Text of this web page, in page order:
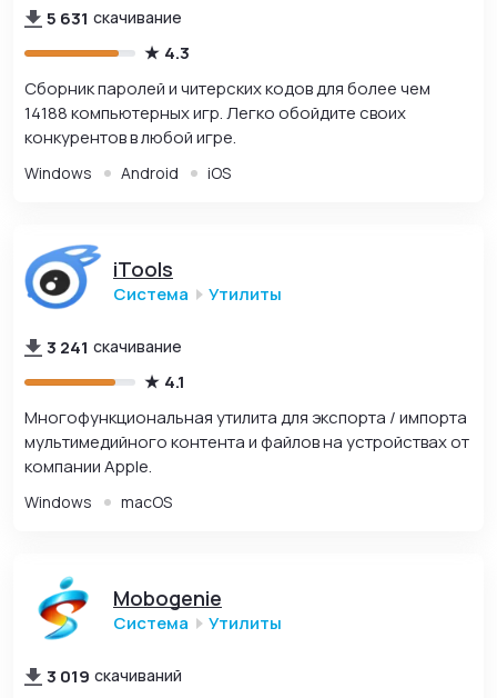
5 631 скачивание
4.3
Сборник паролей и читерских кодов для более чем
14188 компьютерных игр. Легко обойдите своих
конкурентов в любой игре.
Windows Android iOS
iTools
Система Утилиты
3 241 скачивание
4.1
Многофункциональная утилита для экспорта / импорта
мультимедийного контента и файлов на устройствах от
компании Apple.
Windows macOS
Mobogenie
Система Утилиты
3 019 скачиваний